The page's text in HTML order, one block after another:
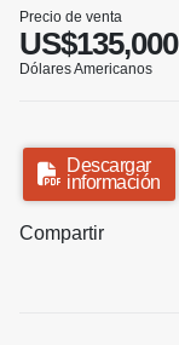
Precio de venta
US$135,000
Dólares Americanos
Descargar
información
Compartir